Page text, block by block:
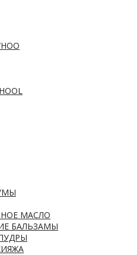
МАСЛО
БАЛЬЗАМЫ